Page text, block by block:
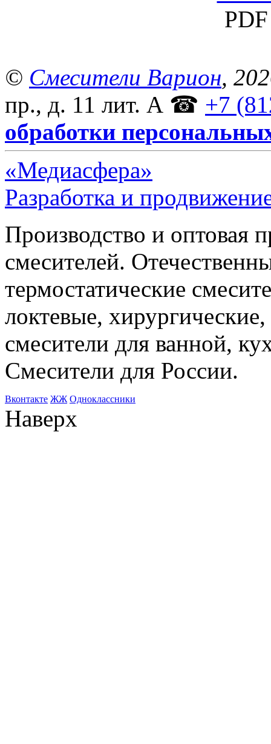
© Смесители Варион,
пр., д. 11 лит. А ☎ +7
обработки
«Медиасфера»
Разработка и
Производство и оптовая
смесителей.
термостатические
локтевые,
смесители для ванной,
Смесители для России.
Bконтакте ЖЖ Одноклассники
Наверх